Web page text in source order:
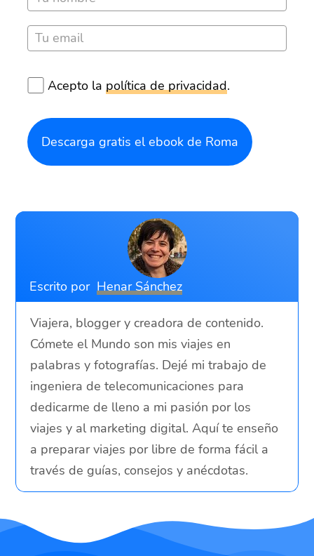
Acepto la política de privacidad.
Descarga gratis el ebook de Roma
Escrito por Henar Sánchez
Viajera, blogger y creadora de contenido.
Cómete el Mundo son mis viajes en
palabras y fotografías. Dejé mi trabajo de
ingeniera de telecomunicaciones para
dedicarme de lleno a mi pasión por los
viajes y al marketing digital. Aquí te enseño
a preparar viajes por libre de forma fácil a
través de guías, consejos y anécdotas.